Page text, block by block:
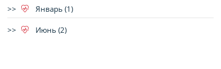
Январь (1)
Июнь (2)